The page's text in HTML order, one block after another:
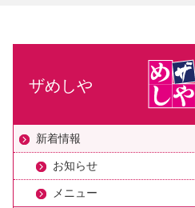
ザめしや
新着情報
お知らせ
メニュー